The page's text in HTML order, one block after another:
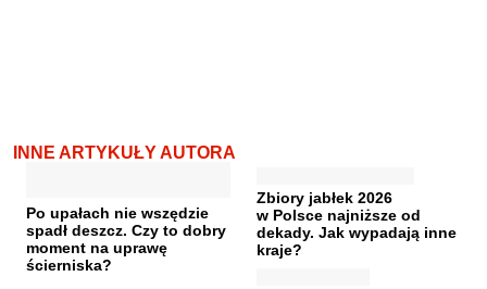
INNE ARTYKUŁY AUTORA
Po upałach nie wszędzie
spadł deszcz. Czy to dobry
moment na uprawę
ścierniska?
Zbiory jabłek 2026
w Polsce najniższe od
dekady. Jak wypadają inne
kraje?